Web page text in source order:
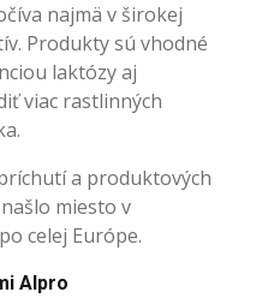
najmä v širokej
Produkty sú vhodné
laktózy aj
viac rastlinných
a produktových
miesto v
celej Európe.
Alpro